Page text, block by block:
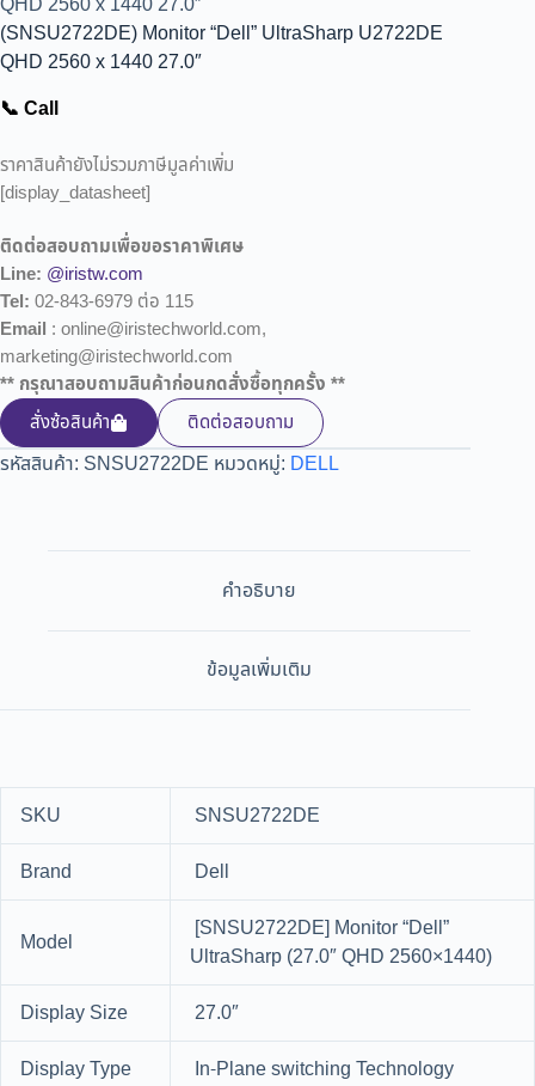
(SNSU2722DE) Monitor “Dell” UltraSharp U2722DE
QHD 2560 x 1440 27.0″
📞 Call
ราคาสินค้ายังไม่รวมภาษีมูลค่าเพิ่ม
[display_datasheet]
ติดต่อสอบถามเพื่อขอราคาพิเศษ
Line: @iristw.com
Tel: 02-843-6979 ต่อ 115
Email : online@iristechworld.com,
marketing@iristechworld.com
** กรุณาสอบถามสินค้าก่อนกดสั่งซื้อทุกครั้ง **
สั่งซ้อสินค้า
ติดต่อสอบถาม
รหัสสินค้า: SNSU2722DE หมวดหมู่: DELL
คำอธิบาย
ข้อมูลเพิ่มเติม
SKU
SNSU2722DE
Brand
Dell
Model
[SNSU2722DE] Monitor “Dell”
UltraSharp (27.0″ QHD 2560×1440)
Display Size
27.0″
Display Type
In-Plane switching Technology